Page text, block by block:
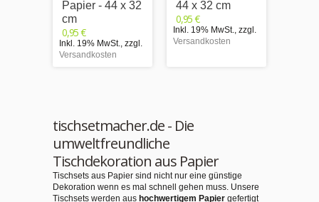
Papier - 44 x 32
cm
0,95 €
Inkl. 19% MwSt., zzgl.
Versandkosten
44 x 32 cm
0,95 €
Inkl. 19% MwSt., zzgl.
Versandkosten
tischsetmacher.de - Die
umweltfreundliche
Tischdekoration aus Papier
Tischsets aus Papier sind nicht nur eine günstige
Dekoration wenn es mal schnell gehen muss. Unsere
Tischsets werden aus hochwertigem Papier gefertigt